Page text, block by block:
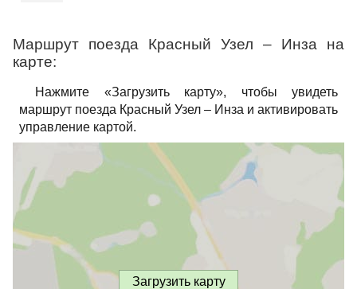
Маршрут поезда Красный Узел – Инза на
карте:
Нажмите «Загрузить карту», чтобы увидеть
маршрут поезда Красный Узел – Инза и активировать
управление картой.
Загрузить карту